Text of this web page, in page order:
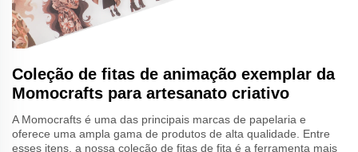
Coleção de fitas de animação exemplar da
Momocrafts para artesanato criativo
A Momocrafts é uma das principais marcas de papelaria e
oferece uma ampla gama de produtos de alta qualidade. Entre
esses itens, a nossa coleção de fitas de fita é a ferramenta mais